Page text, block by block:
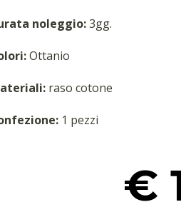
noleggio:3gg.
Ottanio
raso cotone
1 pezzi
€